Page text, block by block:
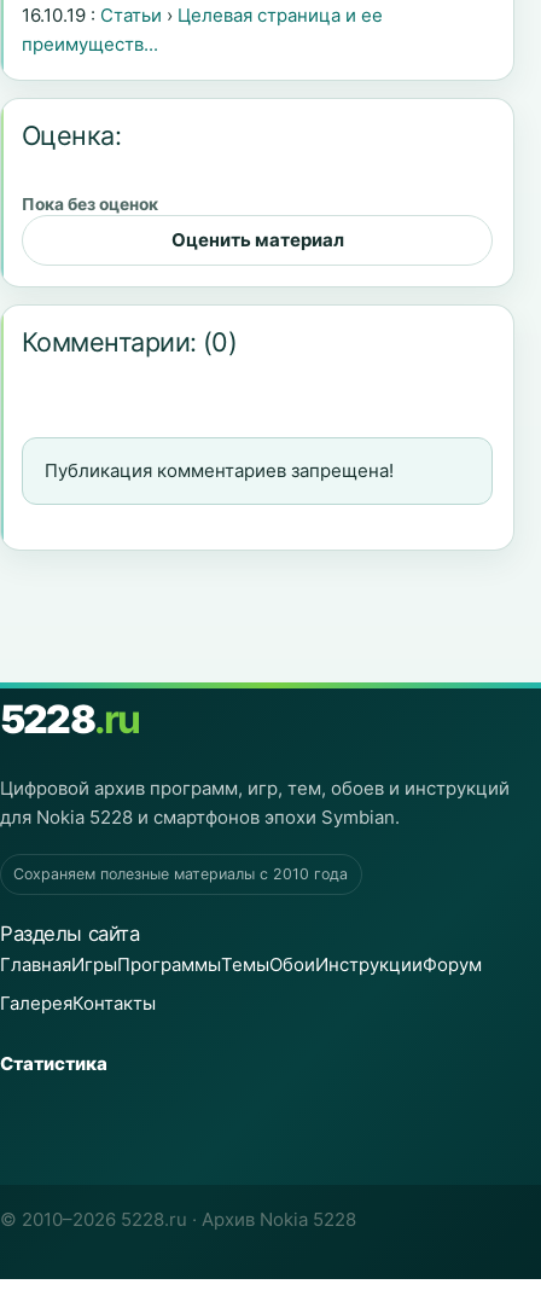
16.10.19 : Статьи › Целевая страница и ее
преимуществ...
Оценка:
Пока без оценок
Оценить материал
Комментарии: (0)
Публикация комментариев запрещена!
5228.ru
Цифровой архив программ, игр, тем, обоев и инструкций
для Nokia 5228 и смартфонов эпохи Symbian.
Сохраняем полезные материалы с 2010 года
Разделы сайта
ГлавнаяИгрыПрограммыТемыОбоиИнструкцииФорум
ГалереяКонтакты
Статистика
© 2010–2026 5228.ru · Архив Nokia 5228